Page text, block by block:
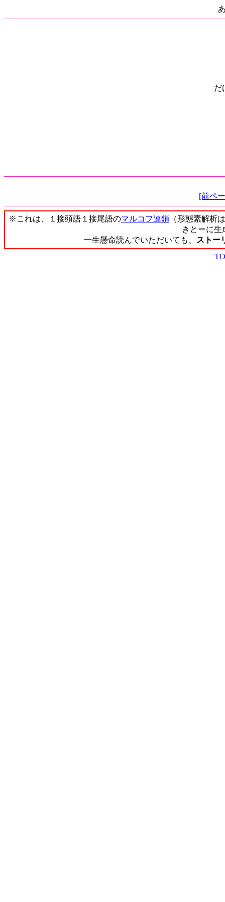
だ
[前ペ
※これは、１接頭語１接尾語のマルコフ連鎖 （形態素解析
きとーに生
一生懸命読んでいただいても、
ストー